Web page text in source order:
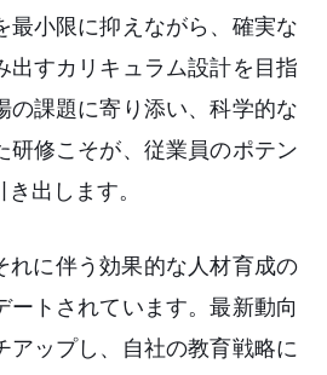
最小限に抑えながら、確実な
出すカリキュラム設計を目指
の課題に寄り添い、科学的な
研修こそが、従業員のポテン
出します。
れに伴う効果的な人材育成の
ートされています。最新動向
アップし、自社の教育戦略に